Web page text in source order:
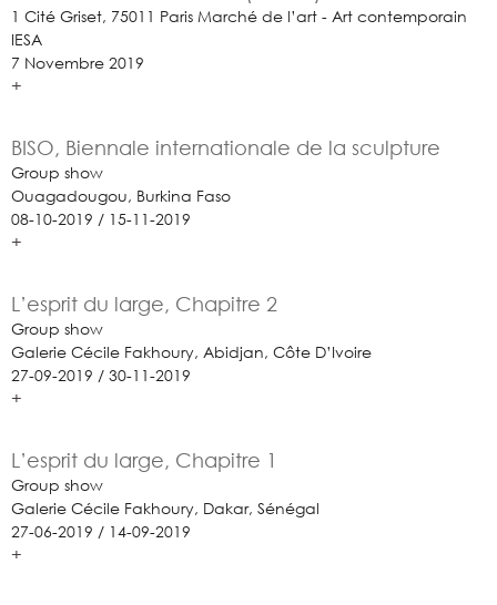
1 Cité Griset, 75011 Paris Marché de l’art - Art contemporain
IESA
7 Novembre 2019
+
BISO, Biennale internationale de la sculpture
Group show
Ouagadougou, Burkina Faso
08-10-2019 / 15-11-2019
+
L’esprit du large, Chapitre 2
Group show
Galerie Cécile Fakhoury, Abidjan, Côte D’Ivoire
27-09-2019 / 30-11-2019
+
L’esprit du large, Chapitre 1
Group show
Galerie Cécile Fakhoury, Dakar, Sénégal
27-06-2019 / 14-09-2019
+